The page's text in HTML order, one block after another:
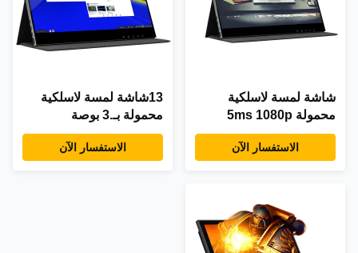
شاشة لمسة لاسلكية
محمولة 5ms 1080p
الاستفسار الآن
13شاشة لمسة لاسلكية
محمولة بـ.3 بوصة
الاستفسار الآن